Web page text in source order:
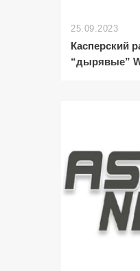
25.09.2023
Касперский
“дырявые”